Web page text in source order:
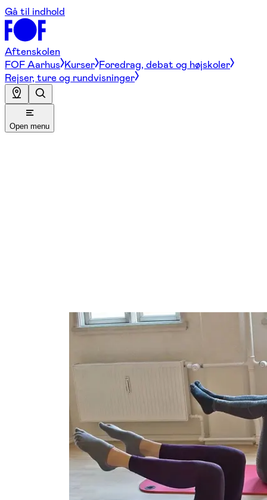
Gå til indhold
Aftenskolen
FOF Aarhus Kurser Foredrag, debat og højskoler
Rejser, ture og rundvisninger
Open menu